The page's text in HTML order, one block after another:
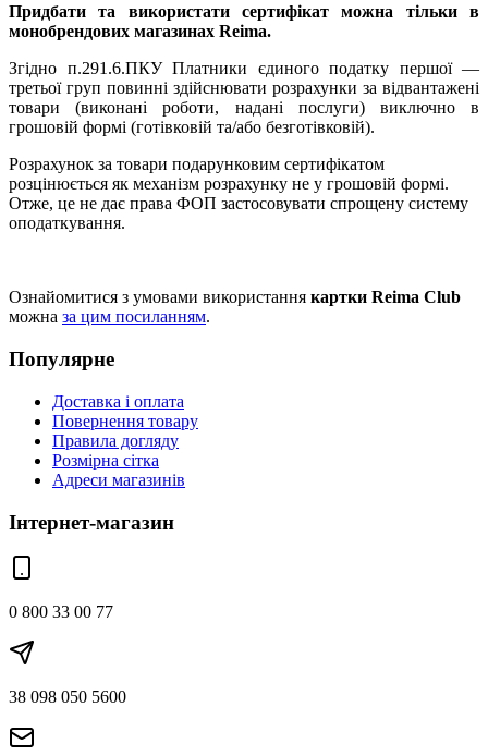
Придбати та використати сертифікат можна тільки в
монобрендових магазинах Reima.
Згідно п.291.6.ПКУ Платники єдиного податку першої —
третьої груп повинні здійснювати розрахунки за відвантажені
товари (виконані роботи, надані послуги) виключно в
грошовій формі (готівковій та/або безготівковій).
Розрахунок за товари подарунковим сертифікатом
розцінюється як механізм розрахунку не у грошовій формі.
Отже, це не дає права ФОП застосовувати спрощену систему
оподаткування.
Ознайомитися з умовами використання картки Reima Club
можна за цим посиланням.
Популярне
Доставка і оплата
Повернення товару
Правила догляду
Розмірна сітка
Адреси магазинів
Інтернет-магазин
0 800 33 00 77
38 098 050 5600